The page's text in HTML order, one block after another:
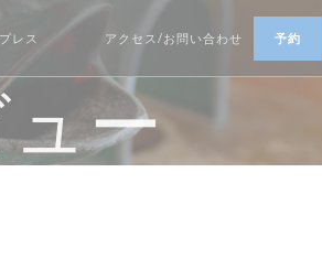
プレス
((新しいウィンドウで開きます))
((新しいウィンドウで開きます))
アクセス/お問い合わせ 予約
ー